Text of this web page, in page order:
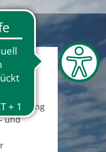
Erziehung
und